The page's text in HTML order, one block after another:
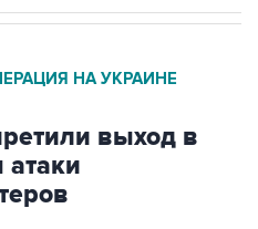
НА УКРАИНЕ
выход в
атаки